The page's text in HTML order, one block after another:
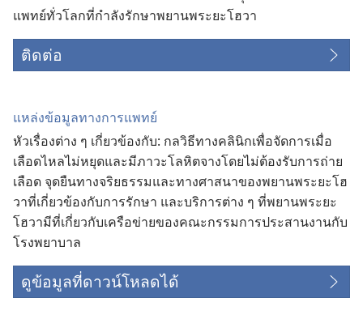
แพทย์​ทั่ว​โลก​ที่​กำลัง​รักษา​พยาน​พระ​ยะโฮวา
ติดต่อ
แหล่ง​ข้อมูล​ทาง​การ​แพทย์
หัว​เรื่อง​ต่าง ๆ เกี่ยว​ข้อง​กับ: กล​วิธี​ทาง​คลินิก​เพื่อ​จัด​การ​เมื่อ​
เลือด​ไหล​ไม่​หยุด​และ​มี​ภาวะ​โลหิต​จาง​โดย​ไม่​ต้อง​รับ​การ​ถ่าย​
เลือด จุด​ยืน​ทาง​จริยธรรม​และ​ทาง​ศาสนา​ของ​พยาน​พระ​ยะโฮ
วา​ที่​เกี่ยว​ข้อง​กับ​การ​รักษา และ​บริการ​ต่าง ๆ ที่​พยาน​พระ​ยะ
โฮวา​มี​ที่​เกี่ยว​กับ​เครือ​ข่าย​ของ​คณะ​กรรมการ​ประสาน​งาน​กับ​
โรง​พยาบาล
ดูข้อมูลที่ดาวน์โหลดได้